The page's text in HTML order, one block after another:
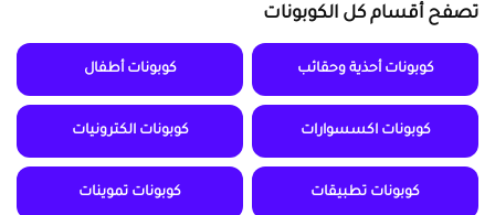
تصفح أقسام كل الكوبونات
كوبونات أحذية وحقائب كوبونات أطفال
كوبونات اكسسوارات كوبونات الكترونيات
كوبونات تطبيقات كوبونات تموينات